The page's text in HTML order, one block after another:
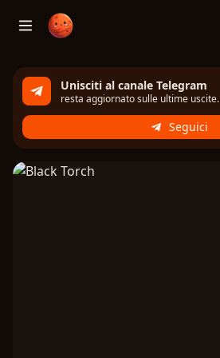
Unisciti al canale Telegram
resta aggiornato sulle ultime uscite.
Seguici